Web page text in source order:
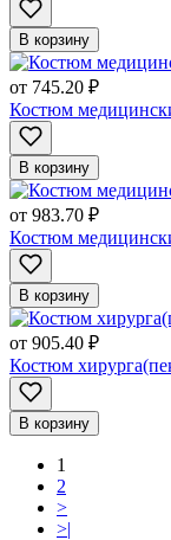
В корзину
от 745.20 ₽
Костюм
В корзину
от 983.70 ₽
Костюм
В корзину
от 905.40 ₽
Костюм
В корзину
1
2
>
>|